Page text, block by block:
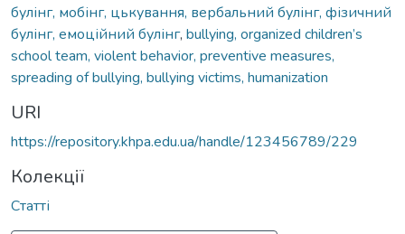
булінг, мобінг, цькування, вербальний булінг, фізичний
булінг, емоційний булінг, bullying, organized children’s
school team, violent behavior, preventive measures,
spreading of bullying, bullying victims, humanization
URI
https://repository.khpa.edu.ua/handle/123456789/229
Колекції
Статті